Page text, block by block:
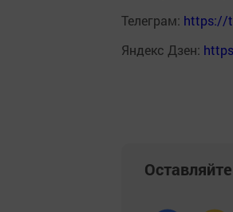
Телеграм: https://
Яндекс Дзен: